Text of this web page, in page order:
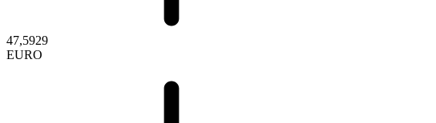
47,5929
EURO